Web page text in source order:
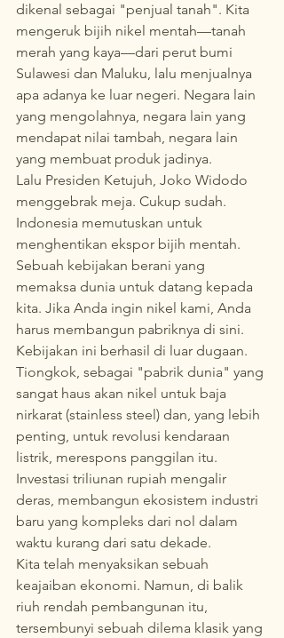
dikenal sebagai "penjual tanah". Kita
mengeruk bijih nikel mentah—tanah
merah yang kaya—dari perut bumi
Sulawesi dan Maluku, lalu menjualnya
apa adanya ke luar negeri. Negara lain
yang mengolahnya, negara lain yang
mendapat nilai tambah, negara lain
yang membuat produk jadinya.
Lalu Presiden Ketujuh, Joko Widodo
menggebrak meja. Cukup sudah.
Indonesia memutuskan untuk
menghentikan ekspor bijih mentah.
Sebuah kebijakan berani yang
memaksa dunia untuk datang kepada
kita. Jika Anda ingin nikel kami, Anda
harus membangun pabriknya di sini.
Kebijakan ini berhasil di luar dugaan.
Tiongkok, sebagai "pabrik dunia" yang
sangat haus akan nikel untuk baja
nirkarat (stainless steel) dan, yang lebih
penting, untuk revolusi kendaraan
listrik, merespons panggilan itu.
Investasi triliunan rupiah mengalir
deras, membangun ekosistem industri
baru yang kompleks dari nol dalam
waktu kurang dari satu dekade.
Kita telah menyaksikan sebuah
keajaiban ekonomi. Namun, di balik
riuh rendah pembangunan itu,
tersembunyi sebuah dilema klasik yang